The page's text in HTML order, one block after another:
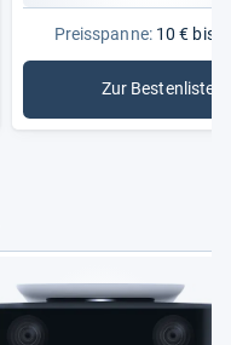
Preisspanne:10 € bis
Zur Bestenliste
: